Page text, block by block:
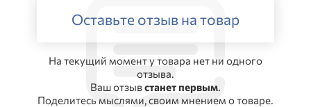
Оставьте отзыв на товар
На текущий момент у товара нет ни одного
отзыва.
Ваш отзывстанет первым.
Поделитесь мыслями, своим мнением о товаре.